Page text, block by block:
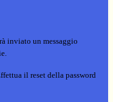
inviato un messaggio
il reset della password